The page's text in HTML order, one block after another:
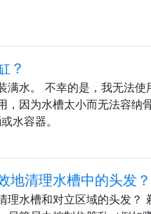
？
满水。 不幸的是，我无法
，因为水槽太小而无法容纳
水容器。
地清理水槽中的头发？
理水槽和对立区域的头发？